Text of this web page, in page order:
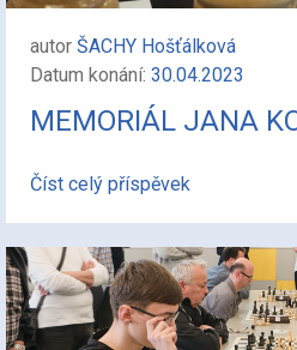
autor ŠACHY Hošťálková
Datum konání: 30.04.2023
MEMORIÁL JANA
Číst celý příspěvek